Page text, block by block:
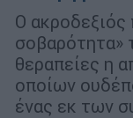
Ο ακροδεξιός
σοβαρότητα»
θεραπείες η
οποίων
ένας εκ των